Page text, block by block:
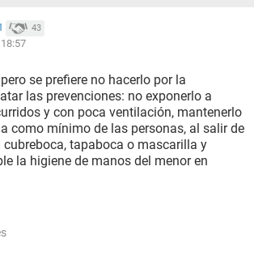
43
se prefiere no hacerlo por la
las prevenciones: no exponerlo a
y con poca ventilación, mantenerlo
como mínimo de las personas, al salir de
tapaboca o mascarilla y
la higiene de manos del menor en